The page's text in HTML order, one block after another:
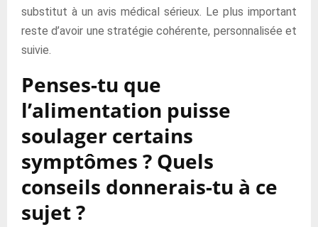
substitut à un avis médical sérieux. Le plus important
reste d’avoir une stratégie cohérente, personnalisée et
suivie.
Penses-tu que
l’alimentation puisse
soulager certains
symptômes ? Quels
conseils donnerais-tu à ce
sujet ?